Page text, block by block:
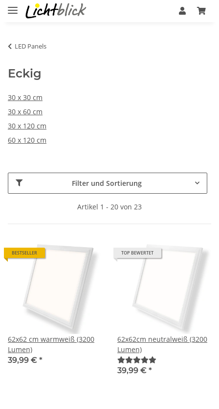
LED Panels
Eckig
30 x 30 cm
30 x 60 cm
30 x 120 cm
60 x 120 cm
Filter und Sortierung
Artikel 1 - 20 von 23
BESTSELLER
62x62 cm warmweiß (3200
Lumen)
39,99 € *
TOP BEWERTET
62x62cm neutralweiß (3200
Lumen)
39,99 € *